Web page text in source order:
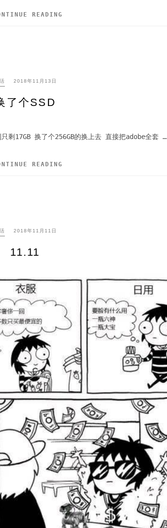
READING
2018年11月13日
了个SSD
剩17GB 换了个256GB的换上去 直接把adobe全套 …
READING
2018年11月11日
11.11